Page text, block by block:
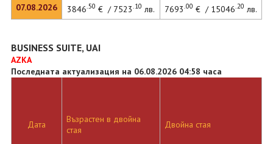
07.08.2026 3846.50 € / 7523.10 лв. 7693.00 € / 15046.20 лв.
BUSINESS SUITE, UAI
AZKA
Последната актуализация на 06.08.2026 04:58 часа
Дата
Възрастен в двойна
стая
Двойна стая